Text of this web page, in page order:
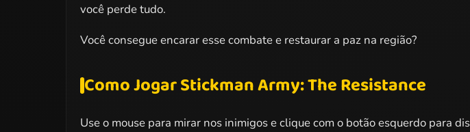
você perde tudo.
Você consegue encarar esse combate e restaurar a paz na região?
Como Jogar Stickman Army: The Resistance
Use o mouse para mirar nos inimigos e clique com o botão esquerdo para